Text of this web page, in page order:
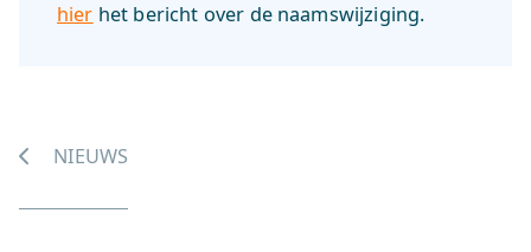
hier het bericht over de naamswijziging.
NIEUWS